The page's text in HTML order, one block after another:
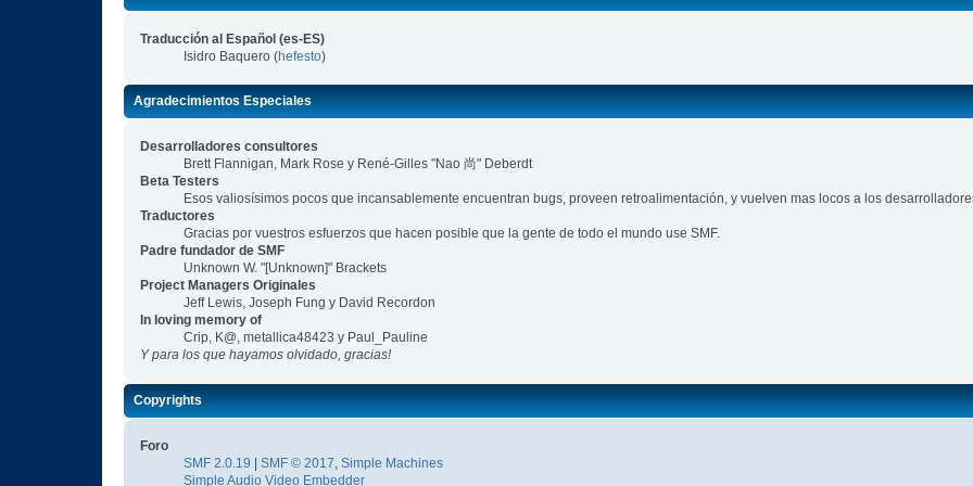
Traducción al Español (es-ES)
Isidro Baquero (hefesto)
Agradecimientos Especiales
Desarrolladores consultores
Brett Flannigan, Mark Rose y René-Gilles "Nao 尚" Deberdt
Beta Testers
Esos valiosísimos pocos que incansablemente encuentran bugs, proveen retroalimentación, y vuelven mas locos a los
Traductores
Gracias por vuestros esfuerzos que hacen posible que la gente de todo el mundo use SMF.
Padre fundador de SMF
Unknown W. "[Unknown]" Brackets
Project Managers Originales
Jeff Lewis, Joseph Fung y David Recordon
In loving memory of
Crip, K@, metallica48423 y Paul_Pauline
Y para los que hayamos olvidado, gracias!
Copyrights
Foro
SMF 2.0.19 |SMF © 2017 ,Simple Machines
Simple Audio Video Embedder